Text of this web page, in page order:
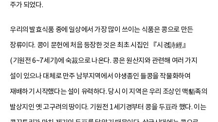
주가 되었다.
우리의 발효식품 중에 일상에서 가장 많이 쓰이는 식품은 콩으로 만든
장류이다. 콩이 문헌에 처음 등장한 것은 최초 시집인 『시경詩經』
(기원전 6~7세기)에 숙菽으로 나온다. 콩은 원산지와 관련해 여러 가지
설이 있으나 대체로 만주 남부지역에서 야생종인 들콩을 작물화하여
재배하기 시작했다는 설이 유력하다. 당시 이 지역은 우리 조상인 맥貊족의
발상지인 옛 고구려의 땅이다. 기원전 1세기경부터 콩을 두豆라 했다. 이는